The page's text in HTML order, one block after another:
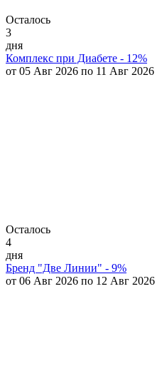
Осталось
3
дня
Комплекс при Диабете - 12%
от 05 Авг 2026 по 11 Авг 2026
Осталось
4
дня
Бренд "Две Линии" - 9%
от 06 Авг 2026 по 12 Авг 2026